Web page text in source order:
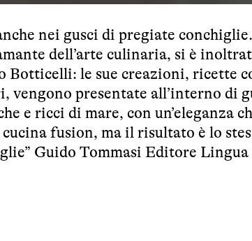
nei gusci di pregiate conchiglie.
dell’arte culinaria, si è
Botticelli: le sue creazioni, ricette
vengono presentate all’interno di
e ricci di mare, con un’eleganza
fusion, ma il risultato è lo
Guido Tommasi Editore Lingua